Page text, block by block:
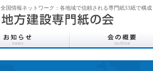
全国情報ネットワーク：各地域で信頼される専門紙33紙で構成